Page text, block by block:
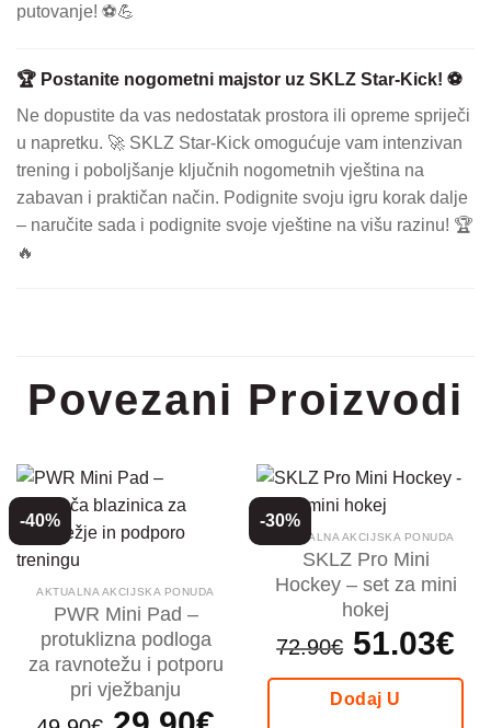
putovanje! ⚽💪
🏆 Postanite nogometni majstor uz SKLZ Star-Kick! ⚽
Ne dopustite da vas nedostatak prostora ili opreme spriječi
u napretku. 🚀 SKLZ Star-Kick omogućuje vam intenzivan
trening i poboljšanje ključnih nogometnih vještina na
zabavan i praktičan način. Podignite svoju igru ​​korak dalje
– naručite sada i podignite svoje vještine na višu razinu! 🏆
🔥
Povezani Proizvodi
-40%
AKTUALNA AKCIJSKA PONUDA
PWR Mini Pad –
protuklizna podloga
za ravnotežu i potporu
pri vježbanju
Izvorna
Trenutna
-30%
AKTUALNA AKCIJSKA PONUDA
SKLZ Pro Mini
Hockey – set za mini
hokej
72.90€
Izvorna
cijena
je:
72.90€.
51.03€
Dodaj U